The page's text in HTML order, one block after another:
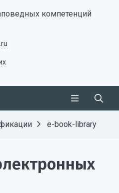
компетенций
e-book-library